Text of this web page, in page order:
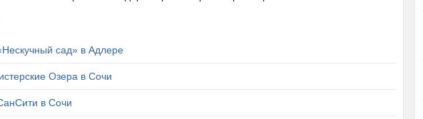
сад» в Адлере
Озера в Сочи
в Сочи